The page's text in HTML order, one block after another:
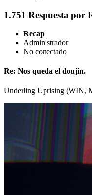
1.751 Respuesta por
Recap
Administrador
No conectado
Re: Nos queda el doujin.
Underling Uprising (WIN,